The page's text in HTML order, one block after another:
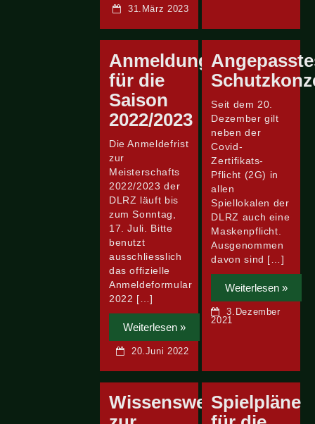
31.März 2023
Anmeldung
für die
Saison
2022/2023
Die Anmeldefrist
zur
Meisterschafts
2022/2023 der
DLRZ läuft bis
zum Sonntag,
17. Juli. Bitte
benutzt
ausschliesslich
das offizielle
Anmeldeformular
2022 […]
Weiterlesen »
20.Juni 2022
Seit dem 20.
Dezember gilt
neben der
Covid-
Zertifikats-
Pflicht (2G) in
allen
Spiellokalen der
DLRZ auch eine
Maskenpflicht.
Ausgenommen
davon sind […]
Weiterlesen »
3.Dezember
2021
WissenswertesSpielpläne